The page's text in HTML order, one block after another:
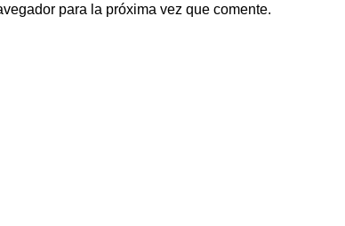
para la próxima vez que comente.